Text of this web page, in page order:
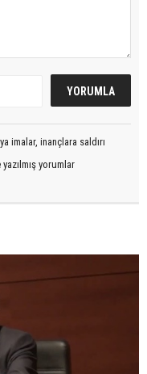
imalar, inançlara saldırı
yorumlar